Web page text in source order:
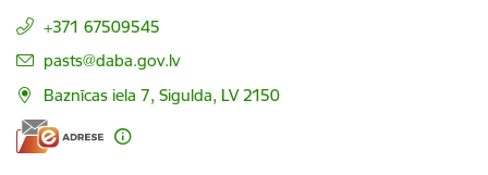
+371 67509545
E-pasts:
pasts@daba.gov.lv
Baznīcas iela 7, Sigulda, LV 2150